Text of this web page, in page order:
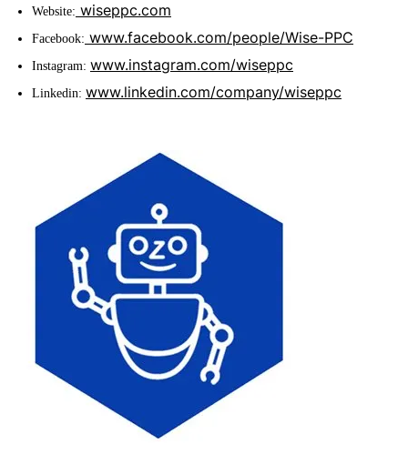
Website: wiseppc.com
Facebook: www.facebook.com/people/Wise-PPC
Instagram: www.instagram.com/wiseppc
Linkedin: www.linkedin.com/company/wiseppc